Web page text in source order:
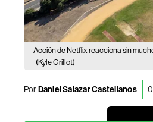
Acción de Netflix reacciona sin
(Kyle Grillot)
PorDaniel Salazar Castellanos